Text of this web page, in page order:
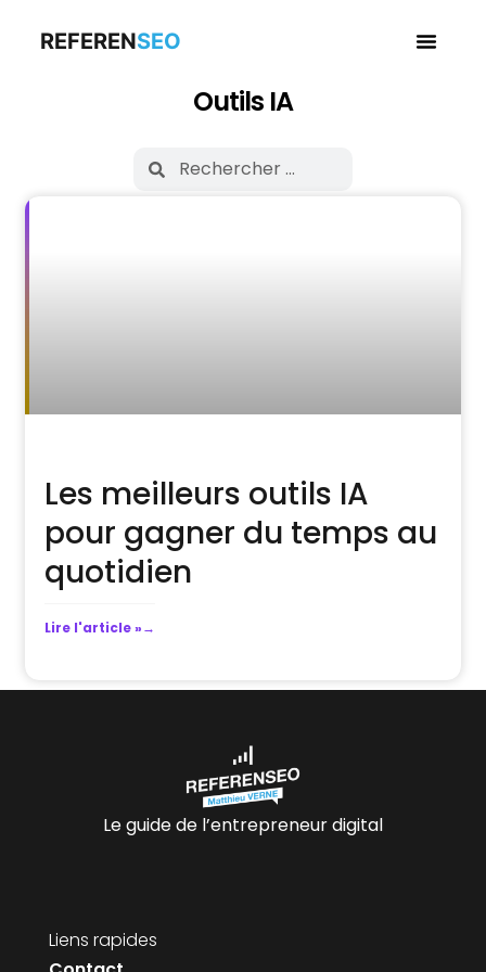
REFERENSEO
Outils IA
Les meilleurs outils IA
pour gagner du temps au
quotidien
Lire l'article »
Le guide de l’entrepreneur digital
Liens rapides